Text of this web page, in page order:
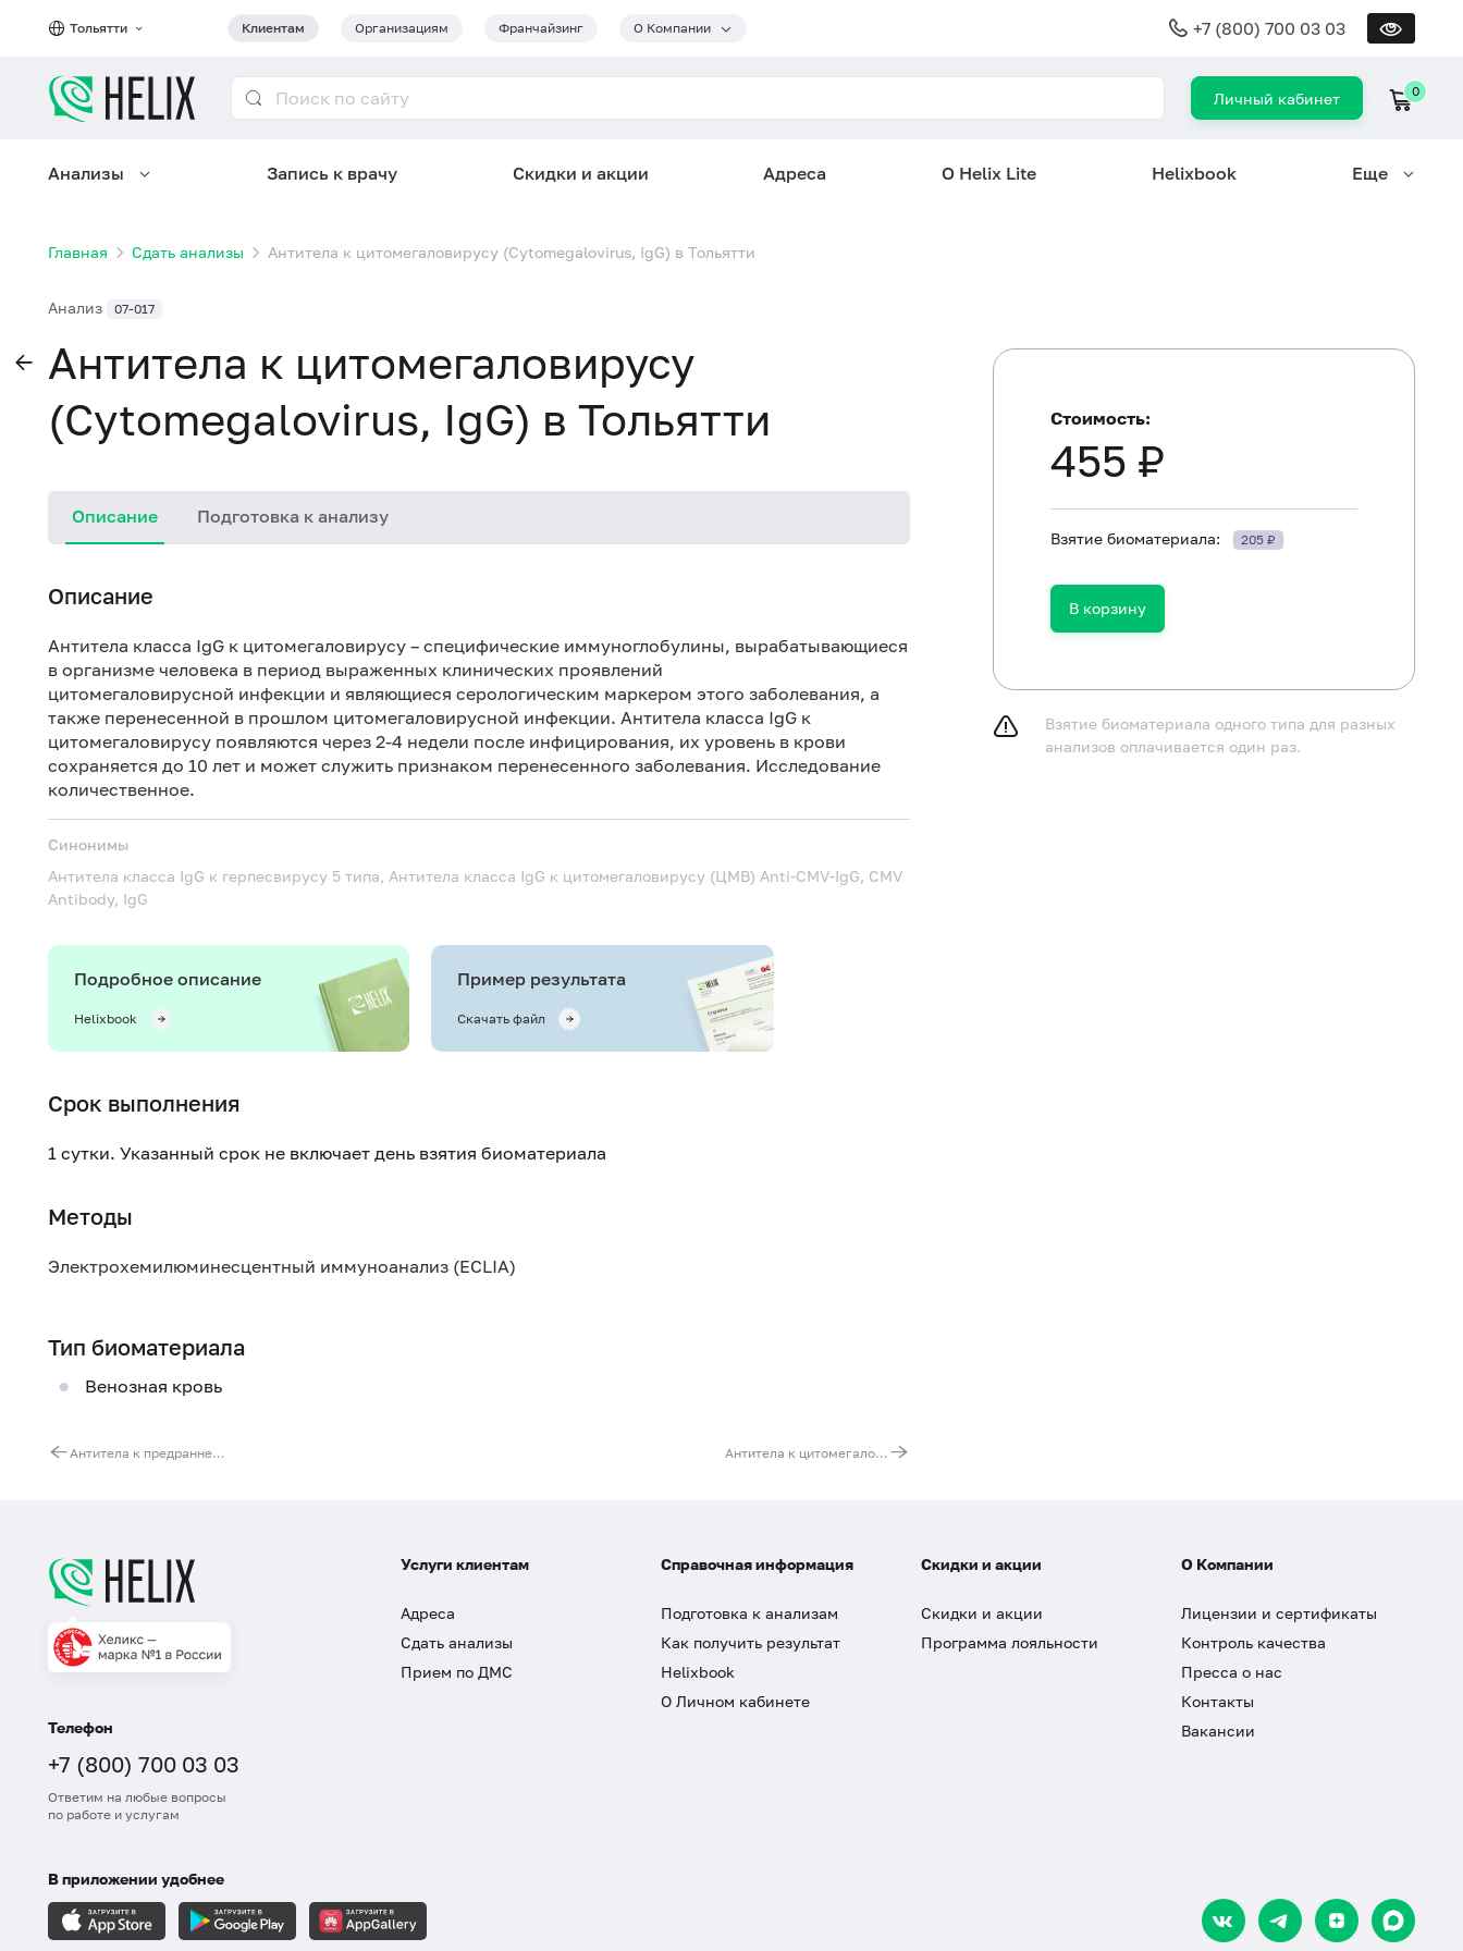
Тольятти Клиентам Организациям Франчайзинг О Компании +7 (800) 700 03 03
Личный кабинет 0
Анализы Запись к врачу Скидки и акции Адреса О Helix Lite Helixbook Еще
Главная Сдать анализы Антитела к цитомегаловирусу (Cytomegalovirus, IgG) в Тольятти
Анализ 07-017
Антитела к цитомегаловирусу
(Cytomegalovirus, IgG) в Тольятти
Описание Подготовка к анализу
Описание
Антитела класса IgG к цитомегаловирусу – специфические иммуноглобулины, вырабатывающиеся
в организме человека в период выраженных клинических проявлений
цитомегаловирусной инфекции и являющиеся серологическим маркером этого заболевания, а
также перенесенной в прошлом цитомегаловирусной инфекции. Антитела класса IgG к
цитомегаловирусу появляются через 2-4 недели после инфицирования, их уровень в крови
сохраняется до 10 лет и может служить признаком перенесенного заболевания. Исследование
количественное.
Синонимы
Антитела класса IgG к герпесвирусу 5 типа, Антитела класса IgG к цитомегаловирусу (ЦМВ) Anti-CMV-IgG, CMV
Antibody, IgG
Подробное описание
Helixbook
Пример результата
Скачать файл
Срок выполнения
1 сутки. Указанный срок не включает день взятия биоматериала
Методы
Электрохемилюминесцентный иммуноанализ (ECLIA)
Тип биоматериала
Венозная кровь
Антитела к предраннему белку цитомегаловируса (CMV IEA, IgM/IgG) Антитела к цитомегаловирусу (Cytomegalovirus, IgM)
Не курить в течение 30 минут до исследования.
Стоимость:
455 ₽
Взятие биоматериала: 205 ₽
В корзину
Взятие биоматериала одного типа для разных
анализов оплачивается один раз.
Телефон
+7 (800) 700 03 03
Ответим на любые вопросы
по работе и услугам
Услуги клиентам
Адреса
Сдать анализы
Прием по ДМС
Справочная информация
Подготовка к анализам
Как получить результат
Helixbook
О Личном кабинете
Скидки и акции
Скидки и акции
Программа лояльности
О Компании
Лицензии и сертификаты
Контроль качества
Пресса о нас
Контакты
Вакансии
В приложении удобнее